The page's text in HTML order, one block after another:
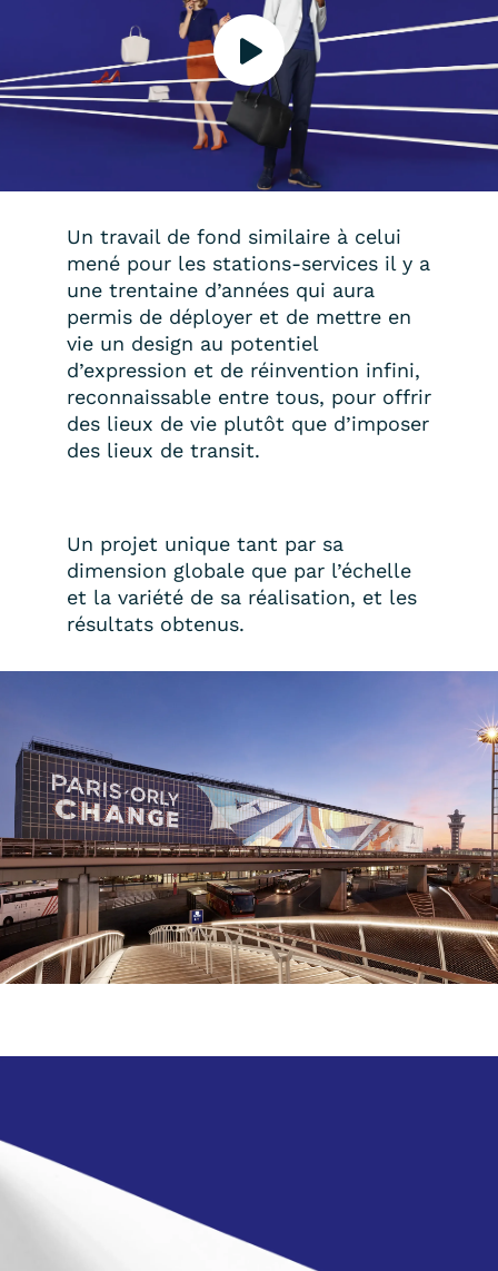
Un travail de fond similaire à celui
mené pour les stations-services il y a
une trentaine d’années qui aura
permis de déployer et de mettre en
vie un design au potentiel
d’expression et de réinvention infini,
reconnaissable entre tous, pour offrir
des lieux de vie plutôt que d’imposer
des lieux de transit.
Un projet unique tant par sa
dimension globale que par l’échelle
et la variété de sa réalisation, et les
résultats obtenus.